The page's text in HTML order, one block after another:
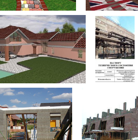
Будівельні і ремонтні